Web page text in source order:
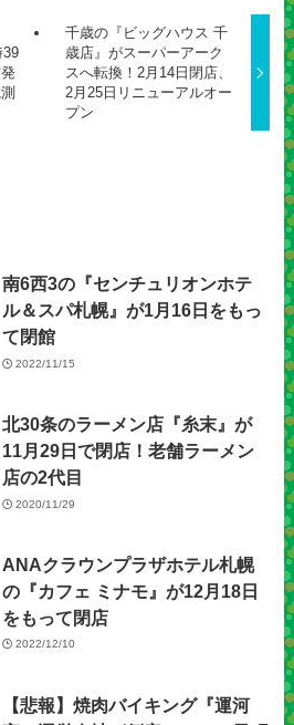
39
千歳の『ビッグハウス 千
歳店』がスーパーアーク
スへ転換！2月14日閉店、
2月25日リニューアルオー
プン
南6西3の『センチュリオンホテ
ル＆スパ札幌』が1月16日をもっ
て閉館
2022/11/15
北30条のラーメン店『糸末』が
11月29日で閉店！老舗ラーメン
店の2代目
2020/11/29
ANAクラウンプラザホテル札幌
の『カフェ ミナモ』が12月18日
をもって閉店
2022/12/10
【悲報】焼肉バイキング『運河